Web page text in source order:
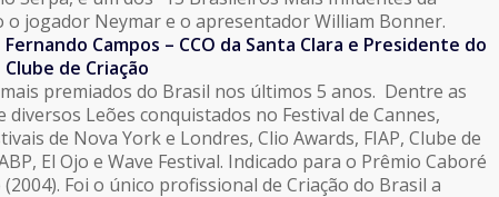
o jogador Neymar e o apresentador William Bonner.
Fernando Campos – CCO da Santa Clara e Presidente do
Clube de Criação
premiados do Brasil nos últimos 5 anos. Dentre as
Leões conquistados no Festival de Cannes,
de Nova York e Londres, Clio Awards, FIAP, Clube de
El Ojo e Wave Festival. Indicado para o Prêmio Caboré
Foi o único profissional de Criação do Brasil a